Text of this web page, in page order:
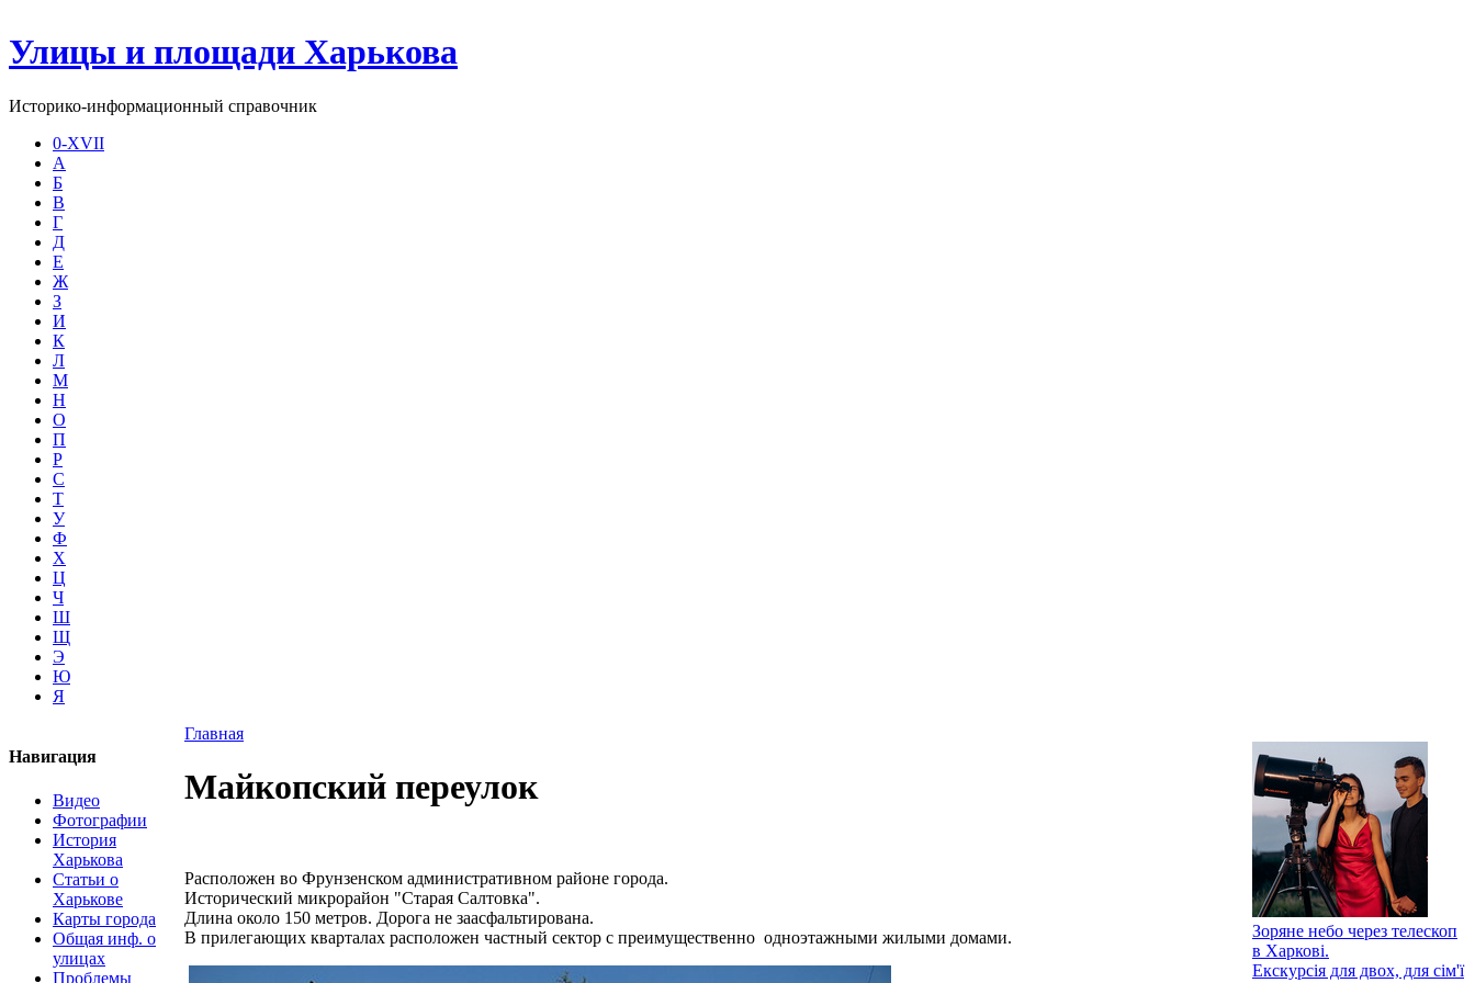
Улицы и площади Харькова
Историко-информационный справочник
0-XVII
А
Б
В
Г
Д
Е
Ж
З
И
К
Л
М
Н
О
П
Р
С
Т
У
Ф
Х
Ц
Ч
Ш
Щ
Э
Ю
Я
Навигация
Видео
Фотографии
История
Харькова
Статьи о
Харькове
Карты города
Общая инф. о
улицах
Проблемы
Главная
Майкопский переулок
Расположен во Фрунзенском административном районе города.
Исторический микрорайон "Старая Салтовка".
Длина около 150 метров. Дорога не заасфальтирована.
В прилегающих кварталах расположен частный сектор с преимущественно одноэтажными жилыми домами.
Зоряне небо через телескоп
в Харкові.
Екскурсія для двох, для сім'ї